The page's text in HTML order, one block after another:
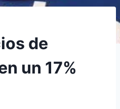
de
un 17%